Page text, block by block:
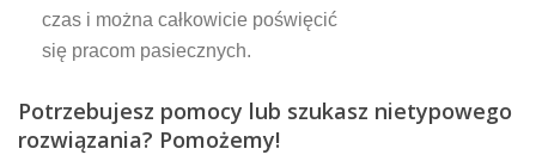
czas i można całkowicie poświęcić
się pracom pasiecznych.
Potrzebujesz pomocy lub szukasz nietypowego
rozwiązania? Pomożemy!